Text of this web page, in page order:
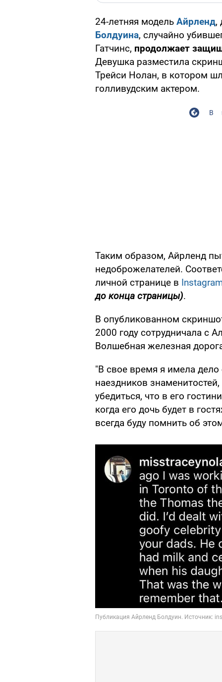
24-летняя модель Айрленд,
Болдуина, случайно
Гатчинс, продолжает
Девушка разместила
Трейси Нолан, в котором
голливудским актером.
Таким образом, Айрленд
недоброжелателей.
личной странице в
до конца страницы).
В опубликованном
2000 году сотрудничала с
Волшебная железная
"В свое время я имела
наездников
убедиться, что в его
когда его дочь будет в
всегда буду помнить об